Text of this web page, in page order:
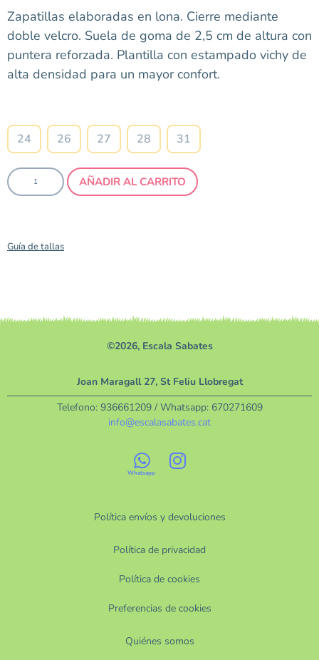
Zapatillas elaboradas en lona. Cierre mediante
doble velcro. Suela de goma de 2,5 cm de altura con
puntera reforzada. Plantilla con estampado vichy de
alta densidad para un mayor confort.
24 26 27 28 31
AÑADIR AL CARRITO
Guía de tallas
©2026, Escala Sabates
Política envíos y devoluciones
Política de privacidad
Política de cookies
Preferencias de cookies
Quiénes somos
Joan Maragall 27, St Feliu Llobregat
Telefono: 936661209/ Whatsapp: 670271609
info@escalasabates.cat